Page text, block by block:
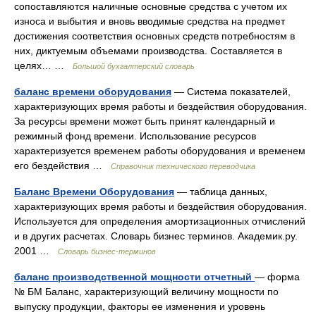
сопоставляются наличные основные средства с учетом их
износа и выбытия и вновь вводимые средства на предмет
достижения соответствия основных средств потребностям в
них, диктуемым объемами производства. Составляется в
целях… …
Большой бухгалтерский словарь
баланс времени оборудования — Система показателей,
характеризующих время работы и бездействия оборудования.
За ресурсы времени может быть принят календарный и
режимный фонд времени. Использование ресурсов
характеризуется временем работы оборудования и временем
его бездействия …
Справочник технического переводчика
Баланс Времени Оборудования — таблица данных,
характеризующих время работы и бездействия оборудования.
Используется для определения амортизационных отчислений
и в других расчетах. Словарь бизнес терминов. Академик.ру.
2001 …
Словарь бизнес-терминов
баланс производственной мощности отчетный — форма
№ БМ Баланс, характеризующий величину мощности по
выпуску продукции, факторы ее изменения и уровень